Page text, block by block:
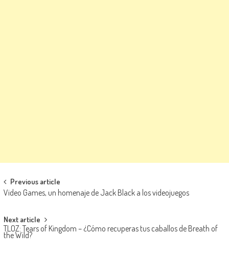
Navegación de entradas
Previous article
Video Games, un homenaje de Jack Black a los videojuegos
Next article
TLOZ: Tears of Kingdom – ¿Cómo recuperas tus caballos de Breath of
the Wild?